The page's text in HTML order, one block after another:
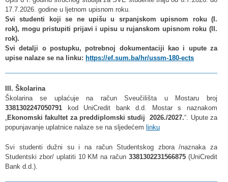
17.7.2026. godine u ljetnom upisnom roku.
Svi studenti koji se ne upišu u srpanjskom upisnom roku (I.
rok), mogu pristupiti prijavi i upisu u rujanskom upisnom roku (II.
rok).
Svi detalji o postupku, potrebnoj dokumentaciji kao i upute za
upise nalaze se na linku: https://ef.sum.ba/hr/ussm-180-ects
III. Školarina
Školarina se uplaćuje na račun Sveučilišta u Mostaru broj
3381302247050791 kod UniCredit bank d.d. Mostar s naznakom
„Ekonomski fakultet za preddiplomski studij 2026./2027.“. Upute za
popunjavanje uplatnice nalaze se na sljedećem linku
Svi studenti dužni su i na račun Studentskog zbora /naznaka za
Studentski zbor/ uplatiti 10 KM na račun3381302231566875 (UniCredit
Bank d.d.).